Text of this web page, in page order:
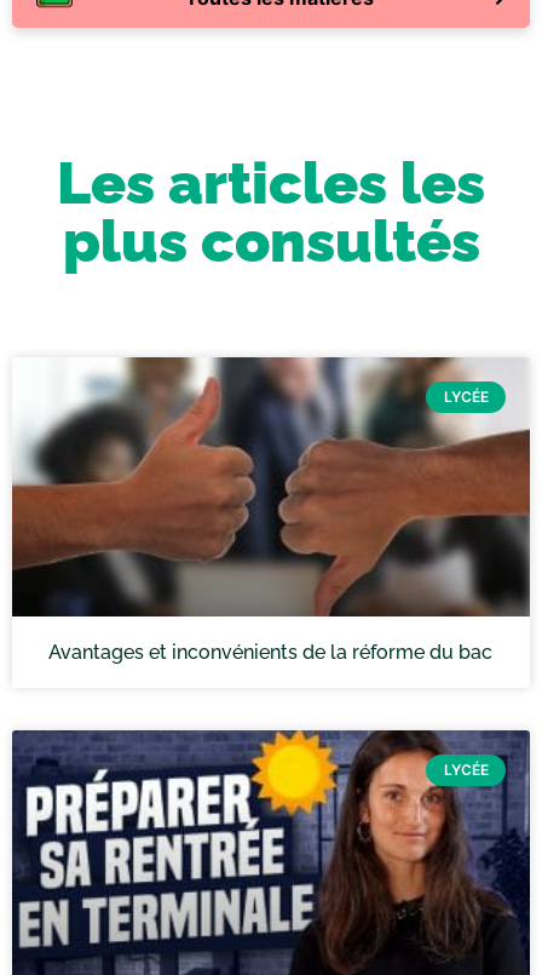
Les articles les
plus consultés
LYCÉE
Avantages et inconvénients de la réforme du bac
LYCÉE